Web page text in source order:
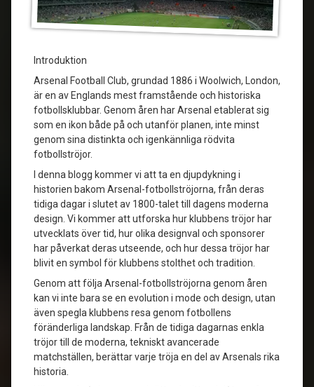
Introduktion
Arsenal Football Club, grundad 1886 i Woolwich, London,
är en av Englands mest framstående och historiska
fotbollsklubbar. Genom åren har Arsenal etablerat sig
som en ikon både på och utanför planen, inte minst
genom sina distinkta och igenkännliga rödvita
fotbollströjor.
I denna blogg kommer vi att ta en djupdykning i
historien bakom Arsenal-fotbollströjorna, från deras
tidiga dagar i slutet av 1800-talet till dagens moderna
design. Vi kommer att utforska hur klubbens tröjor har
utvecklats över tid, hur olika designval och sponsorer
har påverkat deras utseende, och hur dessa tröjor har
blivit en symbol för klubbens stolthet och tradition.
Genom att följa Arsenal-fotbollströjorna genom åren
kan vi inte bara se en evolution i mode och design, utan
även spegla klubbens resa genom fotbollens
föränderliga landskap. Från de tidiga dagarnas enkla
tröjor till de moderna, tekniskt avancerade
matchställen, berättar varje tröja en del av Arsenals rika
historia.